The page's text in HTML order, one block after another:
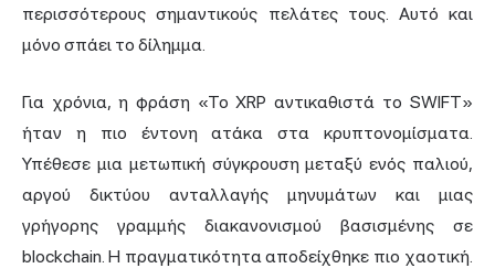
περισσότερους σημαντικούς πελάτες τους. Αυτό και
μόνο σπάει το δίλημμα.
Για χρόνια, η φράση «Το XRP αντικαθιστά το SWIFT»
ήταν η πιο έντονη ατάκα στα κρυπτονομίσματα.
Υπέθεσε μια μετωπική σύγκρουση μεταξύ ενός παλιού,
αργού δικτύου ανταλλαγής μηνυμάτων και μιας
γρήγορης γραμμής διακανονισμού βασισμένης σε
blockchain. Η πραγματικότητα αποδείχθηκε πιο χαοτική.